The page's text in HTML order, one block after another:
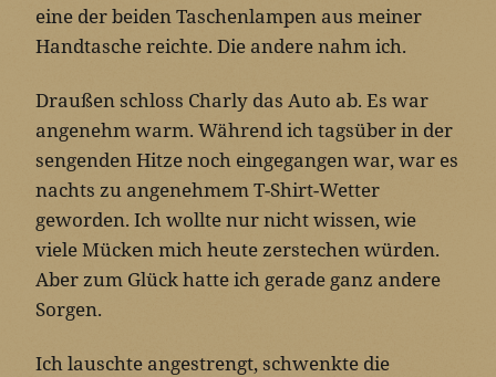
eine der beiden Taschenlampen aus meiner
Handtasche reichte. Die andere nahm ich.
Draußen schloss Charly das Auto ab. Es war
angenehm warm. Während ich tagsüber in der
sengenden Hitze noch eingegangen war, war es
nachts zu angenehmem T-Shirt-Wetter
geworden. Ich wollte nur nicht wissen, wie
viele Mücken mich heute zerstechen würden.
Aber zum Glück hatte ich gerade ganz andere
Sorgen.
Ich lauschte angestrengt, schwenkte die